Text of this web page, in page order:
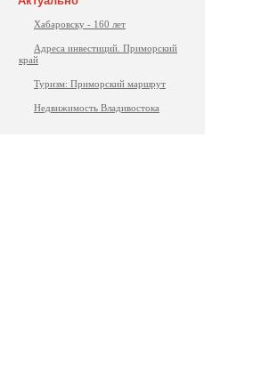
Хабаровску - 160 лет
Адреса инвестиций. Приморский
край
Туризм: Приморский маршрут
Недвижимость Владивостока